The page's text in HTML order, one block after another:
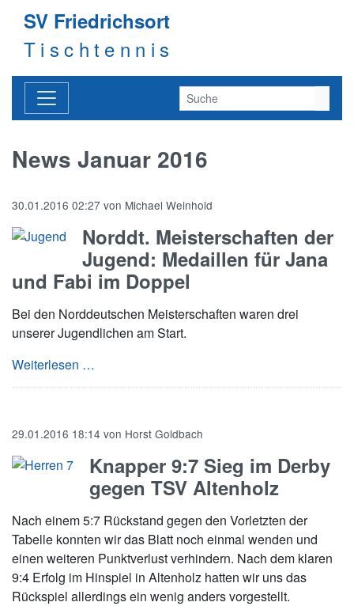
SV Friedrichsort
Tischtennis
News Januar 2016
30.01.2016 02:27 von Michael Weinhold
Norddt. Meisterschaften der
Jugend: Medaillen für Jana
und Fabi im Doppel
Bei den Norddeutschen Meisterschaften waren drei
unserer Jugendlichen am Start.
Weiterlesen …
29.01.2016 18:14 von Horst Goldbach
Knapper 9:7 Sieg im Derby
gegen TSV Altenholz
Nach einem 5:7 Rückstand gegen den Vorletzten der
Tabelle konnten wir das Blatt noch einmal wenden und
einen weiteren Punktverlust verhindern. Nach dem klaren
9:4 Erfolg im Hinspiel in Altenholz hatten wir uns das
Rückspiel allerdings ein wenig anders vorgestellt.